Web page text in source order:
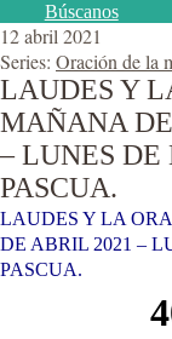
Búscanos
12 abril 2021
Series: Oración de la
LAUDES Y
MAÑANA
– LUNES DE
PASCUA.
LAUDES Y LA
DE ABRIL 2021 –
PASCUA.